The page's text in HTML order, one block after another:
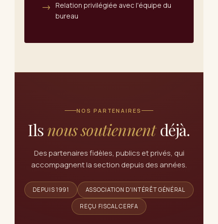
Relation privilégiée avec l'équipe du
bureau
NOS PARTENAIRES
Ils nous soutiennentdéjà.
Des partenaires fidèles, publics et privés, qui
accompagnent la section depuis des années.
DEPUIS 1991 ASSOCIATION D'INTÉRÊT GÉNÉRAL
REÇU FISCAL CERFA